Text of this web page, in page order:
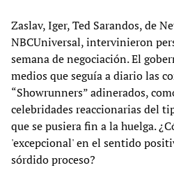
Zaslav, Iger, Ted Sarandos, de
NBCUniversal, intervinieron
semana de negociación. El
medios que seguía a diario las
“Showrunners” adinerados,
celebridades reaccionarias del
que se pusiera fin a la huelga.
'excepcional' en el sentido
sórdido proceso?